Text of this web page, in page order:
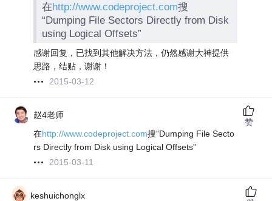
在http://www.codeproject.com搜
“Dumping File Sectors Directly from Disk
using Logical Offsets”
感谢回复，已找到其他解决方法，仍然感谢大神提供
思路，结贴，谢谢！
2015-03-12
赵4老师
在http://www.codeproject.com搜“Dumping File Secto
rs Directly from Disk using Logical Offsets”
2015-03-11
赞
keshuichonglx